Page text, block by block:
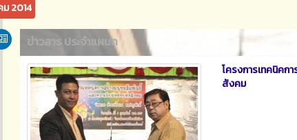
ม 2014
ข่าวสาร ประจำแผนก
โครงการเทคนิค
สังคม